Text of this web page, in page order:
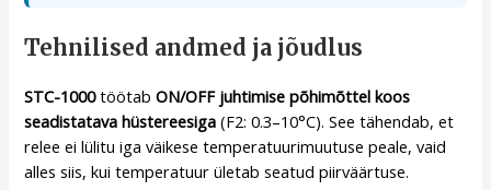
Tehnilised andmed ja jõudlus
STC-1000töötabON/OFF juhtimise põhimõttel koos
seadistatava hüstereesiga (F2: 0.3–10°C). See tähendab, et
relee ei lülitu iga väikese temperatuurimuutuse peale, vaid
alles siis, kui temperatuur ületab seatud piirväärtuse.